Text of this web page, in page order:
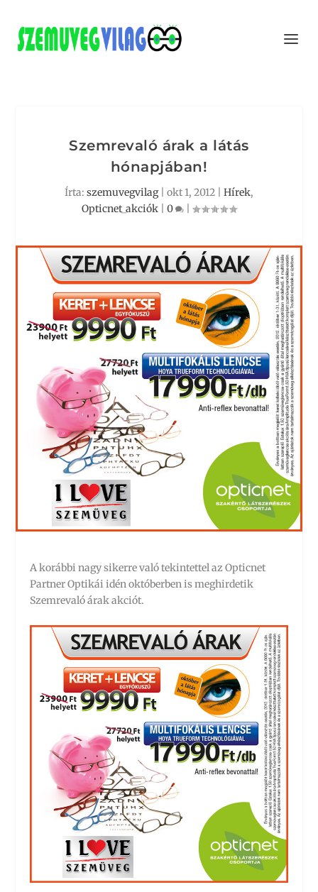
Szemrevaló árak a látás
hónapjában!
Írta: szemuvegvilag| okt 1, 2012 Hírek,
Opticnet_akciók
0
A korábbi nagy sikerre való tekintettel az Opticnet
Partner Optikái idén októberben is meghirdetik
Szemrevaló árak akciót.